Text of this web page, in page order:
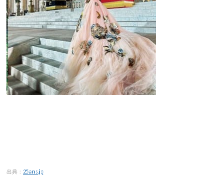
出典： 25ans.jp